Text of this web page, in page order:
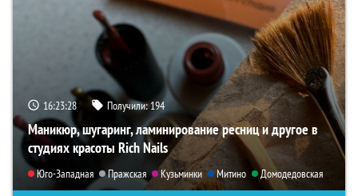
16:23:26 Получили:194
Маникюр, шугаринг, ламинирование ресниц и другое в
студиях красоты Rich Nails
Юго-Западная Пражская Кузьминки Митино Домодедовская